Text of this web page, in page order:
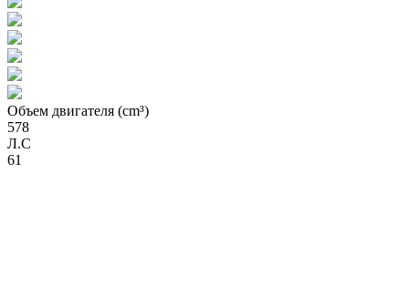
Объем двигателя (cm³)
578
Л.С
61